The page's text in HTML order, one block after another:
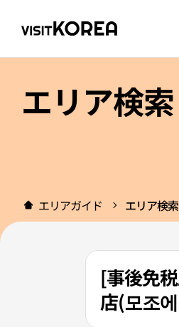
エリア検索
エリアガイド エリア検索
[事後免
店(모조